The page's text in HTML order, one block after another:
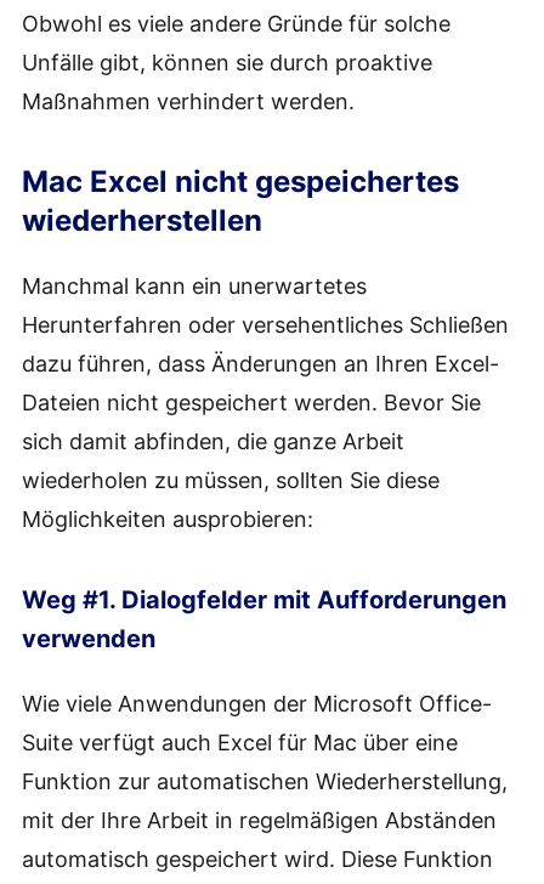
Obwohl es viele andere Gründe für solche
Unfälle gibt, können sie durch proaktive
Maßnahmen verhindert werden.
Mac Excel nicht gespeichertes
wiederherstellen
Manchmal kann ein unerwartetes
Herunterfahren oder versehentliches Schließen
dazu führen, dass Änderungen an Ihren Excel-
Dateien nicht gespeichert werden. Bevor Sie
sich damit abfinden, die ganze Arbeit
wiederholen zu müssen, sollten Sie diese
Möglichkeiten ausprobieren:
Weg #1. Dialogfelder mit Aufforderungen
verwenden
Wie viele Anwendungen der Microsoft Office-
Suite verfügt auch Excel für Mac über eine
Funktion zur automatischen Wiederherstellung,
mit der Ihre Arbeit in regelmäßigen Abständen
automatisch gespeichert wird. Diese Funktion